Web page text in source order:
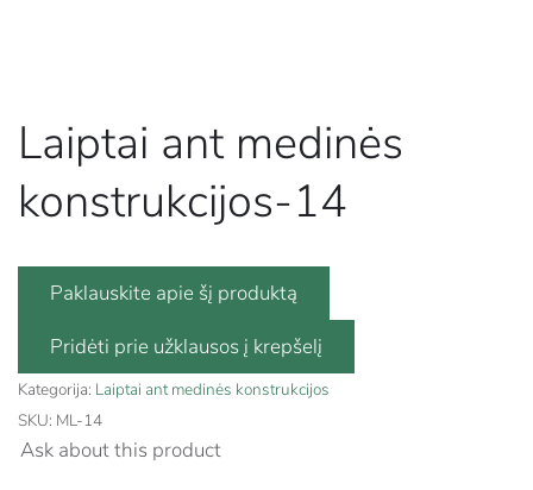
Laiptai ant medinės
konstrukcijos-14
Paklauskite apie šį produktą
Kategorija: Laiptai ant medinės konstrukcijos
SKU: ML-14
Ask about this product